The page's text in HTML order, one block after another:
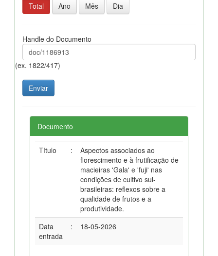
Total
Ano Mês Dia
Handle do Documento
(ex. 1822/417)
Documento
Título :
Aspectos associados ao
florescimento e à frutificação de
macieiras 'Gala' e 'fuji' nas
condições de cultivo sul-
brasileiras: reflexos sobre a
qualidade de frutos e a
produtividade.
Data
entrada
: 18-05-2026